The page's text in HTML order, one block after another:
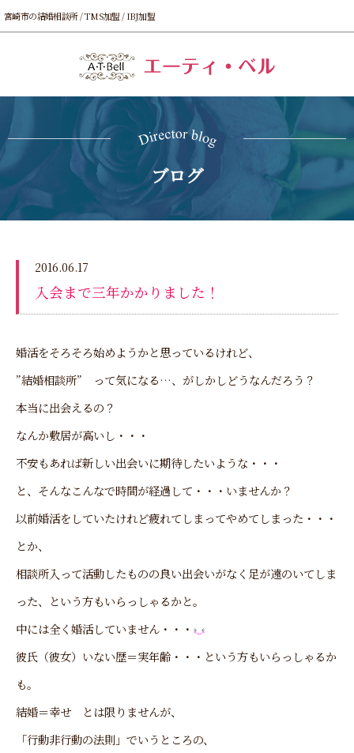
宮崎市の結婚相談所 / TMS加盟 / IBJ加盟
ブログ
2016.06.17
入会まで三年かかりました！
婚活をそろそろ始めようかと思っているけれど、
”結婚相談所” って気になる…、がしかしどうなんだろう？
本当に出会えるの？
なんか敷居が高いし・・・
不安もあれば新しい出会いに期待したいような・・・
と、そんなこんなで時間が経過して・・・いませんか？
以前婚活をしていたけれど疲れてしまってやめてしまった・・・
とか、
相談所入って活動したものの良い出会いがなく足が遠のいてしま
った、という方もいらっしゃるかと。
中には全く婚活していません・・・
彼氏（彼女）いない歴＝実年齢・・・という方もいらっしゃるか
も。
結婚＝幸せ とは限りませんが、
「行動非行動の法則」でいうところの、